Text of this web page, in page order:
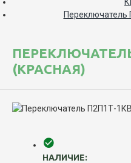
Переключатель
(КРАСНАЯ)
НАЛИЧИЕ: